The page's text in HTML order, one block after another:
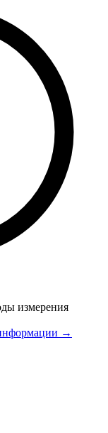
измерения
→